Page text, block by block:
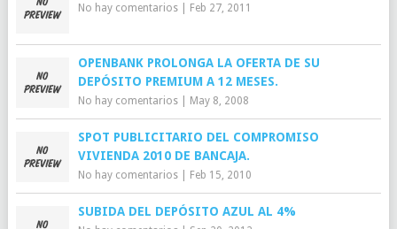
No hay comentarios| Feb 27, 2011
OPENBANK PROLONGA LA OFERTA DE SU
DEPÓSITO PREMIUM A 12 MESES.
No hay comentarios| May 8, 2008
SPOT PUBLICITARIO DEL COMPROMISO
VIVIENDA 2010 DE BANCAJA.
No hay comentarios| Feb 15, 2010
SUBIDA DEL DEPÓSITO AZUL AL 4%